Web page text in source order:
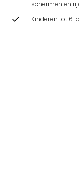
schermen en
Kinderen tot 6